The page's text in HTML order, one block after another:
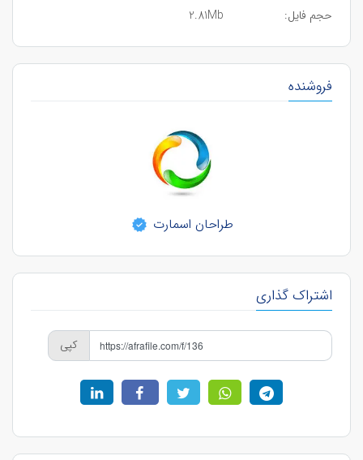
حجم فایل:
2.81Mb
فروشنده
طراحان اسمارت
اشتراک گذاری
کپی